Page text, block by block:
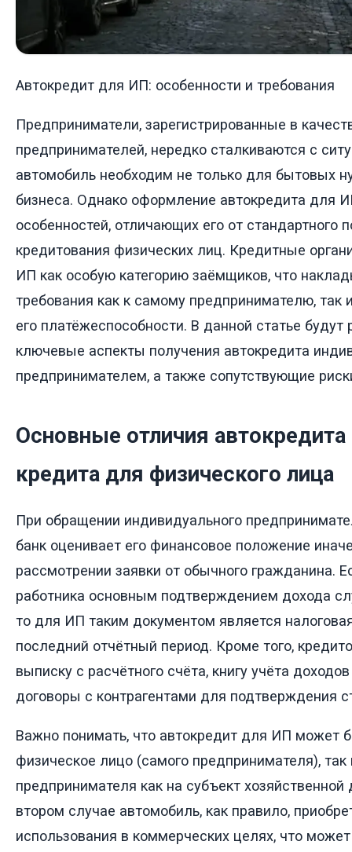
Автокредит для ИП: особенности и требования
Предприниматели, зарегистрированные в
предпринимателей, нередко сталкиваются с
автомобиль необходим не только для бытовых
бизнеса. Однако оформление автокредита для
особенностей, отличающих его от стандартного
кредитования физических лиц. Кредитные
ИП как особую категорию заёмщиков, что
требования как к самому предпринимателю, так
его платёжеспособности. В данной статье
ключевые аспекты получения автокредита
предпринимателем, а также сопутствующие
Основные отличия
кредита для физического лица
При обращении индивидуального
банк оценивает его финансовое положение
рассмотрении заявки от обычного гражданина.
работника основным подтверждением дохода
то для ИП таким документом является
последний отчётный период. Кроме того,
выписку с расчётного счёта, книгу учёта
договоры с контрагентами для подтверждения
Важно понимать, что автокредит для ИП может
физическое лицо (самого предпринимателя),
предпринимателя как на субъект хозяйственной
втором случае автомобиль, как правило,
использования в коммерческих целях, что